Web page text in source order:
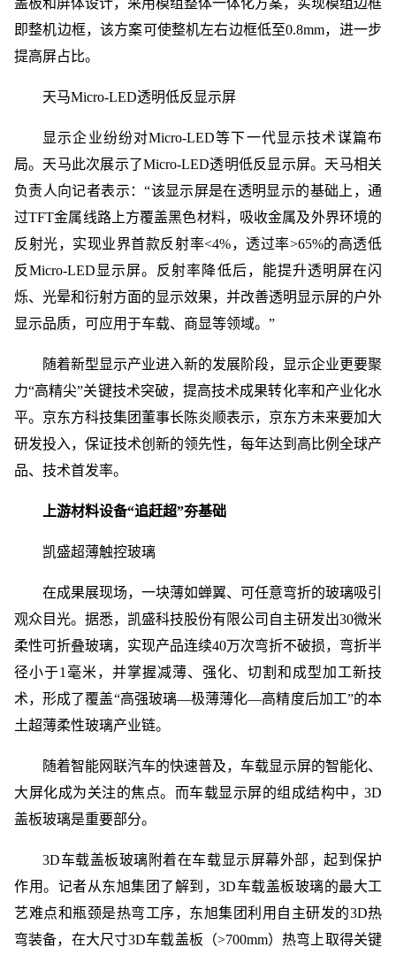
盖板和屏体设计，采用模组整体一体化方案，实现模组边框
即整机边框，该方案可使整机左右边框低至0.8mm，进一步
提高屏占比。
天马Micro-LED透明低反显示屏
显示企业纷纷对Micro-LED等下一代显示技术谋篇布
局。天马此次展示了Micro-LED透明低反显示屏。天马相关
负责人向记者表示：“该显示屏是在透明显示的基础上，通
过TFT金属线路上方覆盖黑色材料，吸收金属及外界环境的
反射光，实现业界首款反射率<4%，透过率>65%的高透低
反Micro-LED显示屏。反射率降低后，能提升透明屏在闪
烁、光晕和衍射方面的显示效果，并改善透明显示屏的户外
显示品质，可应用于车载、商显等领域。”
随着新型显示产业进入新的发展阶段，显示企业更要聚
力“高精尖”关键技术突破，提高技术成果转化率和产业化水
平。京东方科技集团董事长陈炎顺表示，京东方未来要加大
研发投入，保证技术创新的领先性，每年达到高比例全球产
品、技术首发率。
上游材料设备“追赶超”夯基础
凯盛超薄触控玻璃
在成果展现场，一块薄如蝉翼、可任意弯折的玻璃吸引
观众目光。据悉，凯盛科技股份有限公司自主研发出30微米
柔性可折叠玻璃，实现产品连续40万次弯折不破损，弯折半
径小于1毫米，并掌握减薄、强化、切割和成型加工新技
术，形成了覆盖“高强玻璃—极薄薄化—高精度后加工”的本
土超薄柔性玻璃产业链。
随着智能网联汽车的快速普及，车载显示屏的智能化、
大屏化成为关注的焦点。而车载显示屏的组成结构中，3D
盖板玻璃是重要部分。
3D车载盖板玻璃附着在车载显示屏幕外部，起到保护
作用。记者从东旭集团了解到，3D车载盖板玻璃的最大工
艺难点和瓶颈是热弯工序，东旭集团利用自主研发的3D热
弯装备，在大尺寸3D车载盖板（>700mm）热弯上取得关键